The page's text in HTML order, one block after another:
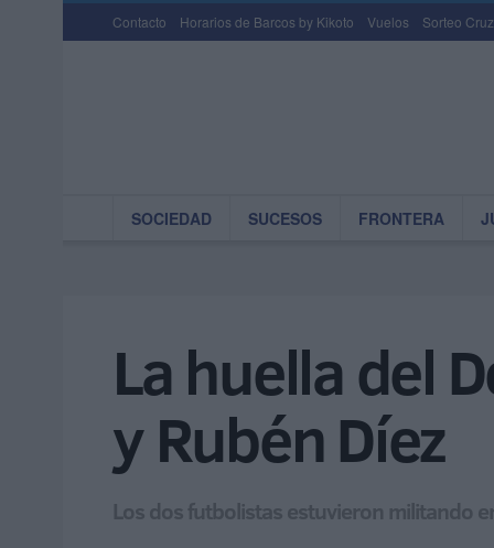
Contacto Horarios de Barcos by Kikoto Vuelos Sorteo
SOCIEDAD SUCESOS FRONTERA
La huella del
y Rubén Díez
Los dos futbolistas estuvieron militando